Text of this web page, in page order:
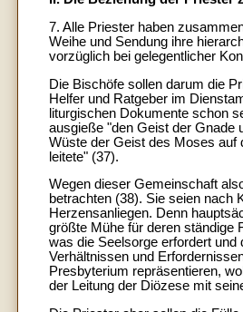
7. Alle Priester haben
Weihe und Sendung ihre
vorzüglich bei gelegentlicher
Die Bischöfe sollen darum die
Helfer und Ratgeber im
liturgischen Dokumente schon
ausgieße "den Geist der Gnade
Wüste der Geist des Moses auf
leitete" (37).
Wegen dieser Gemeinschaft
betrachten (38). Sie seien nach
Herzensanliegen. Denn
größte Mühe für deren ständige
was die Seelsorge erfordert
Verhältnissen und
Presbyterium repräsentieren,
der Leitung der Diözese mit